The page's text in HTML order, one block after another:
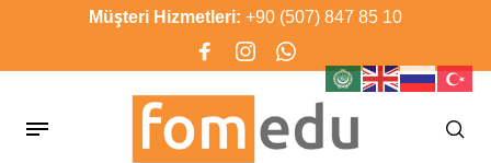
Müşteri Hizmetleri: +90 (507) 847 85 10